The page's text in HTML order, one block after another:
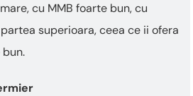
cu MMB foarte bun, cu
superioara, ceea ce ii ofera